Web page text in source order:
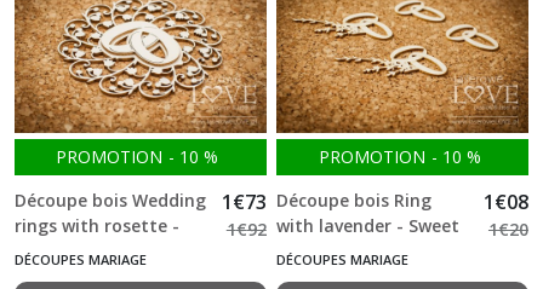
PROMOTION - 10 %
Découpe bois Wedding
rings with rosette -
First Love -969-
1€73
1€92
DÉCOUPES MARIAGE
PROMOTION - 10 %
Découpe bois Ring
with lavender - Sweet
Lavender -179-
1€08
1€20
DÉCOUPES MARIAGE